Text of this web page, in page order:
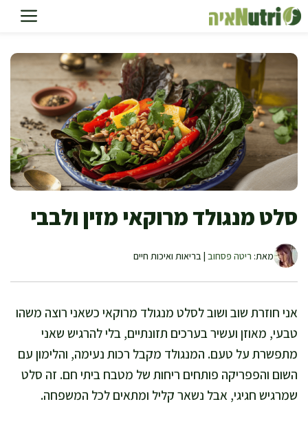
לדלג
לתוכן
סלט מנגולד מרוקאי מזין ולבבי
מאת: ריטה פסחוב | בריאות ואיכות חיים
אני חוזרת שוב ושוב לסלט מנגולד מרוקאי כשאני רוצה משהו
טבעי, מאוזן ועשיר בערכים תזונתיים, בלי להרגיש שאני
מתפשרת על טעם. המנגולד מקבל רכות נעימה, והלימון עם
השום והפפריקה פותחים ריחות של מטבח ביתי חם. זה סלט
שמרגיש חגיגי, אבל נשאר קליל ומתאים לכל המשפחה.